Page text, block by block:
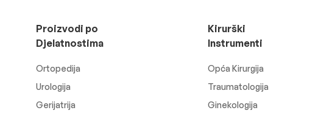
Proizvodi po
Djelatnostima
Ortopedija
Urologija
Gerijatrija
Kirurški
Instrumenti
Opća Kirurgija
Traumatologija
Ginekologija